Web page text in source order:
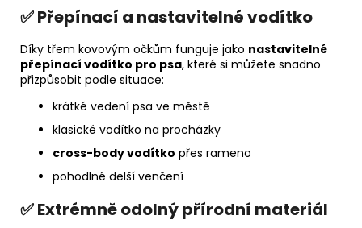
✅ Přepínací a nastavitelné vodítko
Díky třem kovovým očkům funguje jako nastavitelné
přepínací vodítko pro psa, které si můžete snadno
přizpůsobit podle situace:
krátké vedení psa ve městě
klasické vodítko na procházky
cross-body vodítko přes rameno
pohodlné delší venčení
✅ Extrémně odolný přírodní materiál